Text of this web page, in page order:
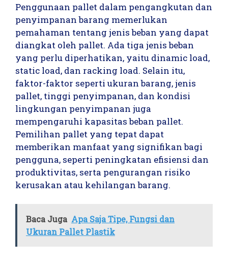
Penggunaan pallet dalam pengangkutan dan
penyimpanan barang memerlukan
pemahaman tentang jenis beban yang dapat
diangkat oleh pallet. Ada tiga jenis beban
yang perlu diperhatikan, yaitu dinamic load,
static load, dan racking load. Selain itu,
faktor-faktor seperti ukuran barang, jenis
pallet, tinggi penyimpanan, dan kondisi
lingkungan penyimpanan juga
mempengaruhi kapasitas beban pallet.
Pemilihan pallet yang tepat dapat
memberikan manfaat yang signifikan bagi
pengguna, seperti peningkatan efisiensi dan
produktivitas, serta pengurangan risiko
kerusakan atau kehilangan barang.
Baca Juga Apa Saja Tipe, Fungsi dan
Ukuran Pallet Plastik